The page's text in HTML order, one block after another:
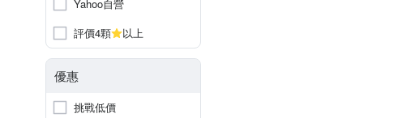
Yahoo自營
評價4顆
以上
優惠
挑戰低價